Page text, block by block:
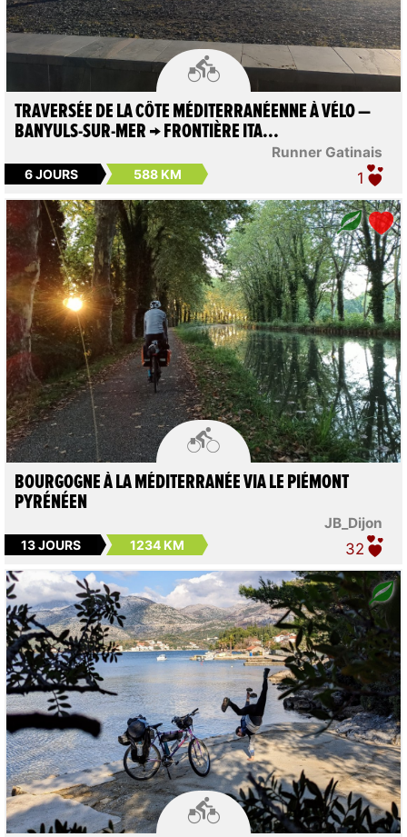

Runner Gatinais
TRAVERSÉE DE LA CÔTE MÉDITERRANÉENNE À VÉLO —
BANYULS-SUR-MER → FRONTIÈRE ITA...
6 JOURS 588 KM 1

JB_Dijon
BOURGOGNE À LA MÉDITERRANÉE VIA LE PIÉMONT
PYRÉNÉEN
13 JOURS 1234 KM 32
